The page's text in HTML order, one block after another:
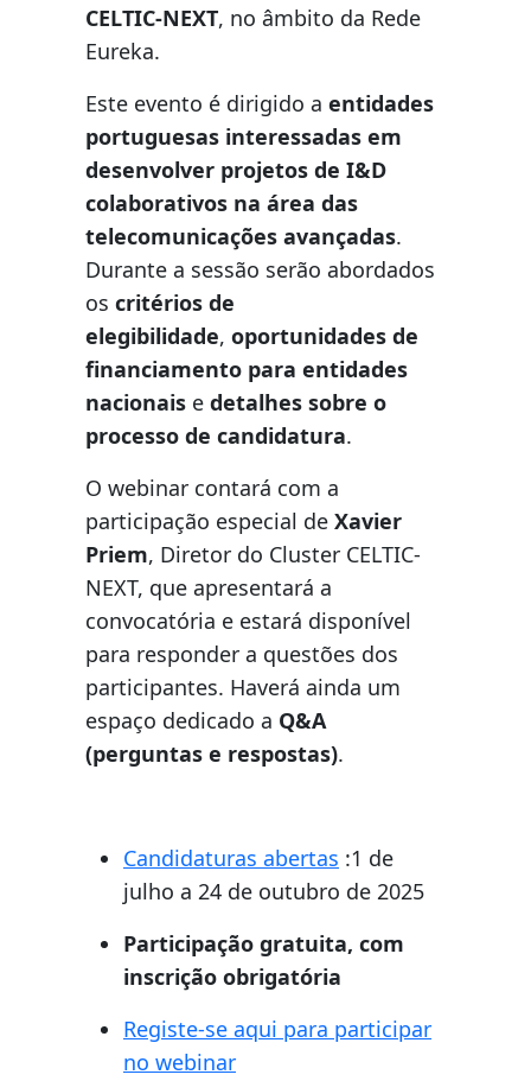
CELTIC-NEXT, no âmbito da Rede
Eureka.
Este evento é dirigido a entidades
portuguesas interessadas em
desenvolver projetos de I&D
colaborativos na área das
telecomunicações avançadas.
Durante a sessão serão abordados
os critérios de
elegibilidade, oportunidades de
financiamento para entidades
nacionais e detalhes sobre o
processo de candidatura.
O webinar contará com a
participação especial de Xavier
Priem, Diretor do Cluster CELTIC-
NEXT, que apresentará a
convocatória e estará disponível
para responder a questões dos
participantes. Haverá ainda um
espaço dedicado a Q&A
(perguntas e respostas).
Candidaturas abertas :1 de
julho a 24 de outubro de 2025
Participação gratuita, com
inscrição obrigatória
Registe-se aqui para participar
no webinar